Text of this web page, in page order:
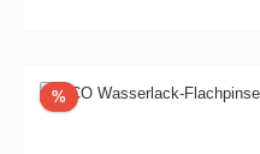
%Rabatt